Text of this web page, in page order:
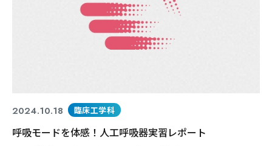
2024.10.18 臨床工学科
呼吸モードを体感！人工呼吸器実習レポート